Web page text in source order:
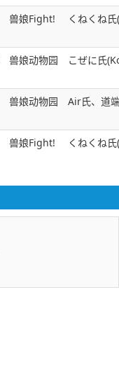
兽娘Fight! くねくね
兽娘动物园 こぜに氏
兽娘动物园 Air氏、道
兽娘Fight! くねくね